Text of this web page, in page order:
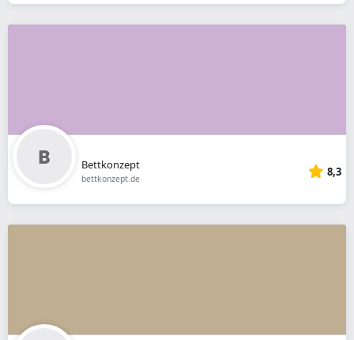
Bettkonzept
bettkonzept.de 8,3